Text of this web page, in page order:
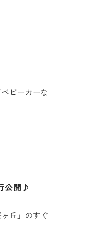
ビーカーな
公開♪
丘」のすぐ